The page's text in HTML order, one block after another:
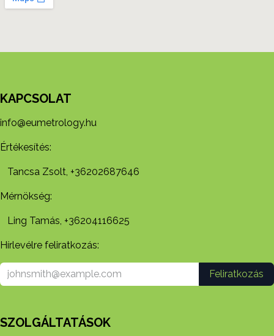
KAPCSOLAT
info@eumetrology.hu
Értékesítés:
Tancsa Zsolt, +36202687646
Mérnökség:
Ling Tamás, +36204116625
Hírlevélre feliratkozás:
Feliratkozás
SZOLGÁLTATÁSOK